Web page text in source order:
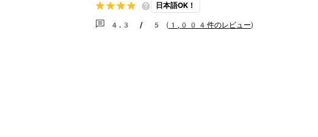
日本語OK！
4.3 / 5 ( 1,004件のレビュー)